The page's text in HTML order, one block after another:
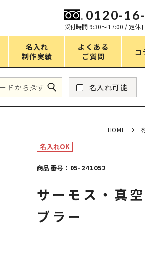
0120-
受付時間 9:30〜17:00 / 定休
名入れ
制作実績
よくある
ご質問
コ
価格
151～200円
201～250円
251～300円
501～1,000円
名入れ可能
HOME
名入れOK
商品番号：05-241052
サーモス・真
ブラー